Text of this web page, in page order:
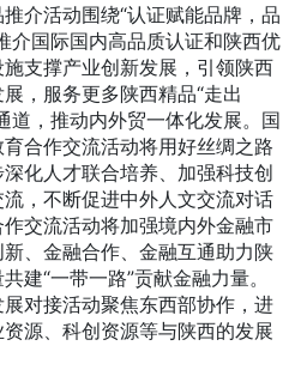
介活动围绕“认证赋能品牌，品
介国际国内高品质认证和陕西优
支撑产业创新发展，引领陕西
，服务更多陕西精品“走出
道，推动内外贸一体化发展。国
合作交流活动将用好丝绸之路
化人才联合培养、加强科技创
，不断促进中外人文交流对话
交流活动将加强境内外金融市
、金融合作、金融互通助力陕
建“一带一路”贡献金融力量。
对接活动聚焦东西部协作，进
源、科创资源等与陕西的发展